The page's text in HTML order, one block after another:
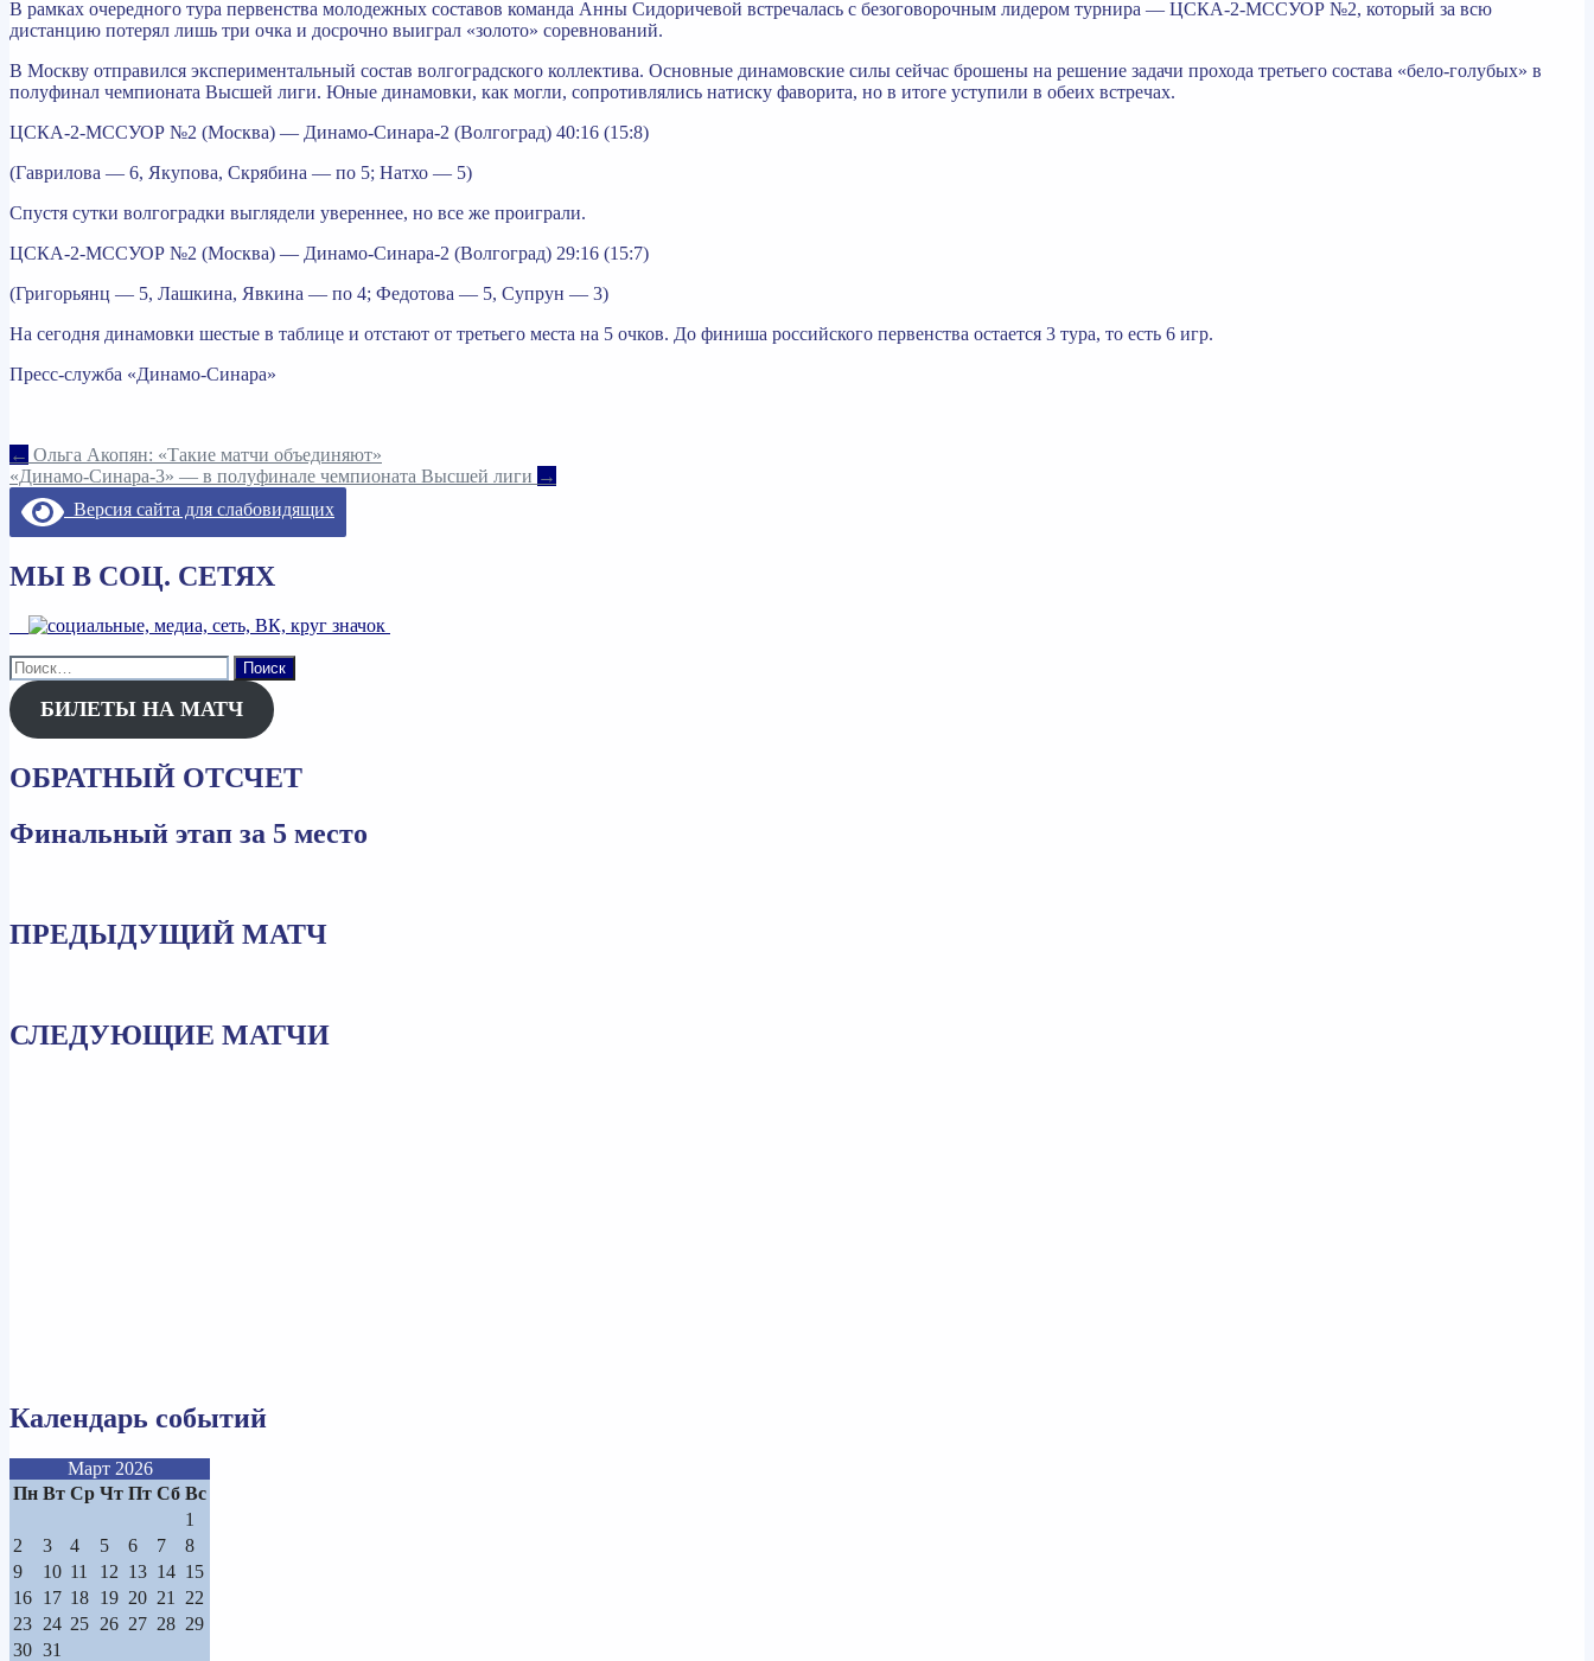
В рамках очередного тура первенства молодежных составов команда Анны Сидоричевой встречалась с безоговорочным лидером турнира — ЦСКА-2-МССУОР №2, который за всю
дистанцию потерял лишь три очка и досрочно выиграл «золото» соревнований.
В Москву отправился экспериментальный состав волгоградского коллектива. Основные динамовские силы сейчас брошены на решение задачи прохода третьего состава «бело-голубых» в
полуфинал чемпионата Высшей лиги. Юные динамовки, как могли, сопротивлялись натиску фаворита, но в итоге уступили в обеих встречах.
ЦСКА-2-МССУОР №2 (Москва) — Динамо-Синара-2 (Волгоград) 40:16 (15:8)
(Гаврилова — 6, Якупова, Скрябина — по 5; Натхо — 5)
Спустя сутки волгоградки выглядели увереннее, но все же проиграли.
ЦСКА-2-МССУОР №2 (Москва) — Динамо-Синара-2 (Волгоград) 29:16 (15:7)
(Григорьянц — 5, Лашкина, Явкина — по 4; Федотова — 5, Супрун — 3)
На сегодня динамовки шестые в таблице и отстают от третьего места на 5 очков. До финиша российского первенства остается 3 тура, то есть 6 игр.
Пресс-служба «Динамо-Синара»
Навигация
по
записям
← Ольга Акопян: «Такие матчи объединяют»
«Динамо-Синара-3» — в полуфинале чемпионата Высшей лиги →
Версия сайта для слабовидящих
МЫ В СОЦ. СЕТЯХ
Найти:
БИЛЕТЫ НА МАТЧ
ОБРАТНЫЙ ОТСЧЕТ
Финальный этап за 5 место
ПРЕДЫДУЩИЙ МАТЧ
СЛЕДУЮЩИЕ МАТЧИ
Календарь событий
Март 2026
Пн Вт Ср Чт Пт Сб Вс
1
2
3 4 5 6 7
8
9
10 11 12 13 14 15
16 17 18 19 20 21
22
23 24 25 26 27 28 29
30 31